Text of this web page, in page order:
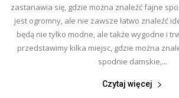
zastanawia się, gdzie można znaleźć fajne
jest ogromny, ale nie zawsze łatwo znaleźć
będą nie tylko modne, ale także wygodne i
przedstawimy kilka miejsc, gdzie można
spodnie damskie,...
Czytaj więcej